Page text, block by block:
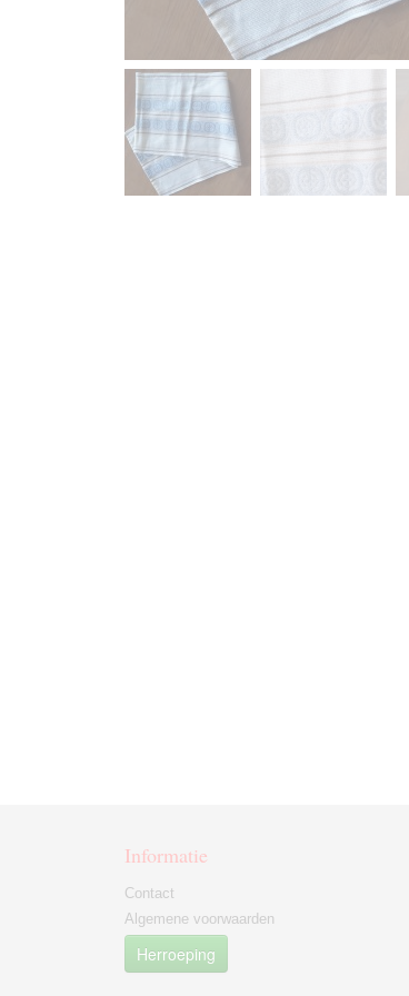
Informatie
Contact
Algemene voorwaarden
Herroeping